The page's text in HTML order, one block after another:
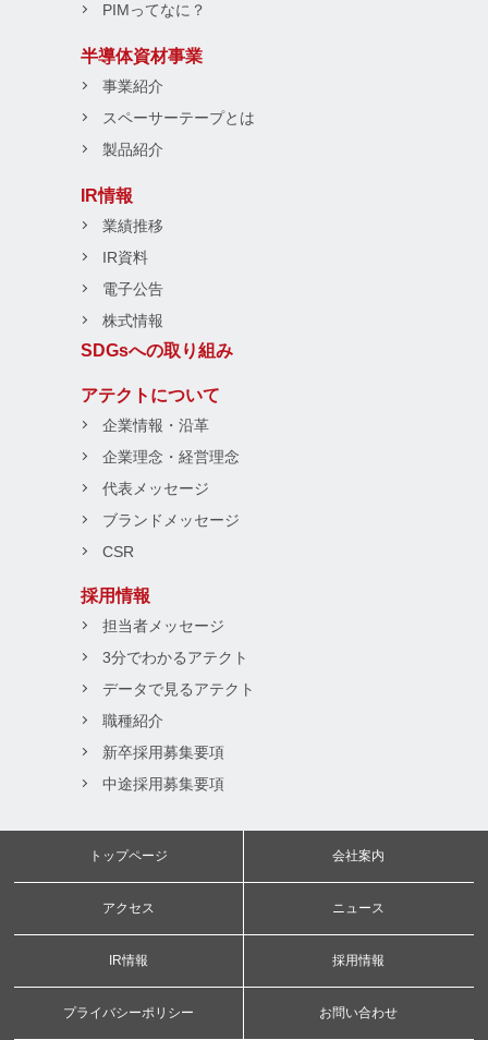
PIMってなに？
半導体資材事業
事業紹介
スペーサーテープとは
製品紹介
IR情報
業績推移
IR資料
電子公告
株式情報
SDGsへの取り組み
アテクトについて
企業情報・沿革
企業理念・経営理念
代表メッセージ
ブランドメッセージ
CSR
採用情報
担当者メッセージ
3分でわかるアテクト
データで見るアテクト
職種紹介
新卒採用募集要項
中途採用募集要項
トップページ 会社案内
アクセス ニュース
IR情報 採用情報
プライバシーポリシー お問い合わせ